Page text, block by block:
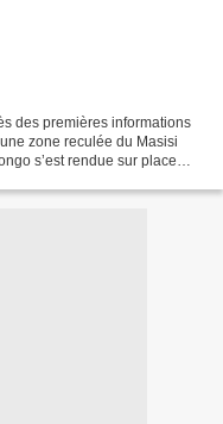
des premières informations
zone reculée du Masisi
s’est rendue sur place